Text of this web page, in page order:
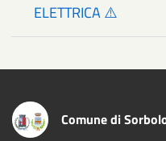
ELETTRICA ⚠️
Comune di